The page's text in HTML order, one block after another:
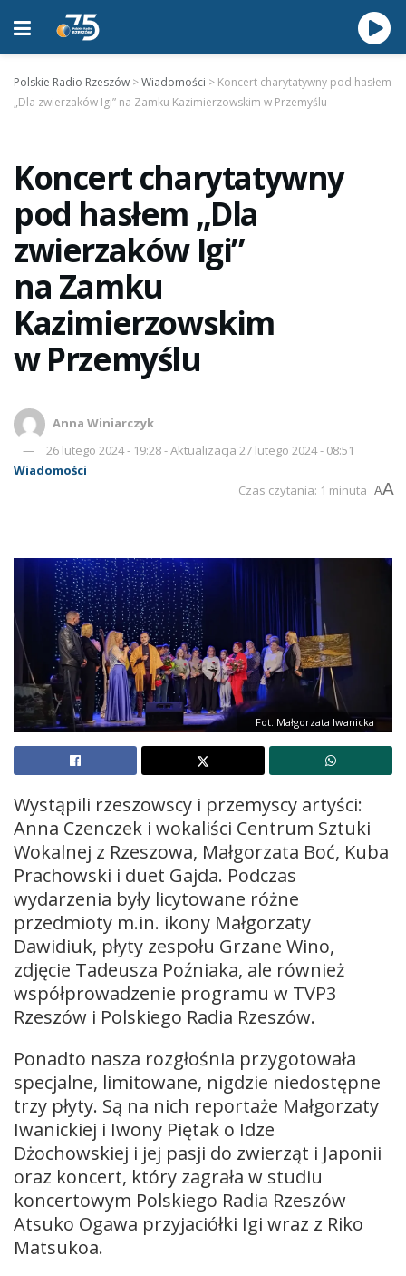
Polskie Radio Rzeszów >Wiadomości > Koncert charytatywny pod hasłem
„Dla zwierzaków Igi” na Zamku Kazimierzowskim w Przemyślu
Koncert charytatywny
pod hasłem „Dla
zwierzaków Igi”
na Zamku
Kazimierzowskim
w Przemyślu
Anna Winiarczyk
26 lutego 2024 - 19:28 - Aktualizacja 27 lutego 2024 - 08:51
Wiadomości
Czas czytania: 1 minuta AA
Fot. Małgorzata Iwanicka
Wystąpili rzeszowscy i przemyscy artyści:
Anna Czenczek i wokaliści Centrum Sztuki
Wokalnej z Rzeszowa, Małgorzata Boć, Kuba
Prachowski i duet Gajda. Podczas
wydarzenia były licytowane różne
przedmioty m.in. ikony Małgorzaty
Dawidiuk, płyty zespołu Grzane Wino,
zdjęcie Tadeusza Poźniaka, ale również
współprowadzenie programu w TVP3
Rzeszów i Polskiego Radia Rzeszów.
Ponadto nasza rozgłośnia przygotowała
specjalne, limitowane, nigdzie niedostępne
trzy płyty. Są na nich reportaże Małgorzaty
Iwanickiej i Iwony Piętak o Idze
Dżochowskiej i jej pasji do zwierząt i Japonii
oraz koncert, który zagrała w studiu
koncertowym Polskiego Radia Rzeszów
Atsuko Ogawa przyjaciółki Igi wraz z Riko
Matsukoa.